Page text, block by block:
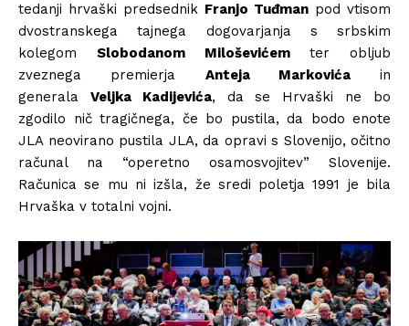
tedanji hrvaški predsednik Franjo Tuđman pod vtisom
dvostranskega tajnega dogovarjanja s srbskim
kolegom Slobodanom Miloševićemter obljub
zveznega premierja Anteja Markovićain
generala Veljka Kadijevića, da se Hrvaški ne bo
zgodilo nič tragičnega, če bo pustila, da bodo enote
JLA neovirano pustila JLA, da opravi s Slovenijo, očitno
računal na “operetno osamosvojitev” Slovenije.
Računica se mu ni izšla, že sredi poletja 1991 je bila
Hrvaška v totalni vojni.